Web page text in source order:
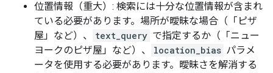
位置情報（重大）: 検索には十分な位置情報が含まれ
ている必要があります。場所が曖昧な場合（「ピザ
屋」など）、
text_query で指定するか（「ニュー
ヨークのピザ屋」など）、
location_bias パラメ
ータを使用する必要があります。曖昧さを解消する